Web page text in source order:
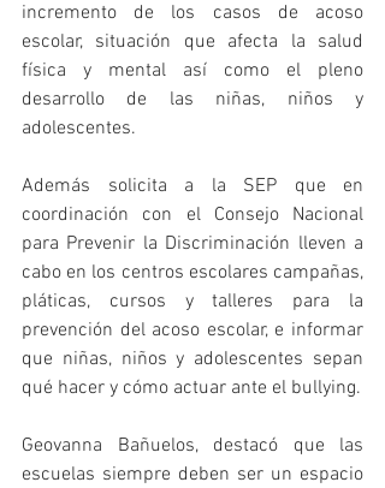
incremento de los casos de acoso
escolar, situación que afecta la salud
física y mental así como el pleno
desarrollo de las niñas, niños y
adolescentes.
Además solicita a la SEP que en
coordinación con el Consejo Nacional
para Prevenir la Discriminación lleven a
cabo en los centros escolares campañas,
pláticas, cursos y talleres para la
prevención del acoso escolar, e informar
que niñas, niños y adolescentes sepan
qué hacer y cómo actuar ante el bullying.
Geovanna Bañuelos, destacó que las
escuelas siempre deben ser un espacio